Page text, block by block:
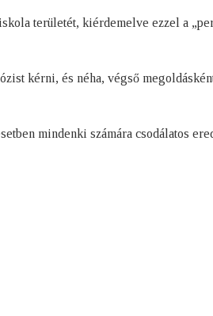
területét, kiérdemelve ezzel a
kérni, és néha, végső
mindenki számára csodálatos